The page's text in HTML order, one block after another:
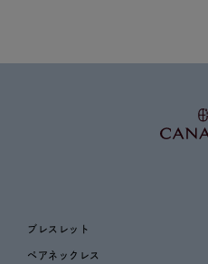
ブレスレット
ペアネックレス